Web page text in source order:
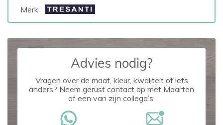
Merk
Advies nodig?
Vragen over de maat, kleur, kwaliteit of iets
anders? Neem gerust contact op met Maarten
of een van zijn collega’s: